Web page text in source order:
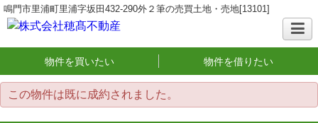
鳴門市里浦町里浦字坂田432-290外２筆の売買土地・売地[13101]
物件を買いたい 物件を借りたい
この物件は既に成約されました。